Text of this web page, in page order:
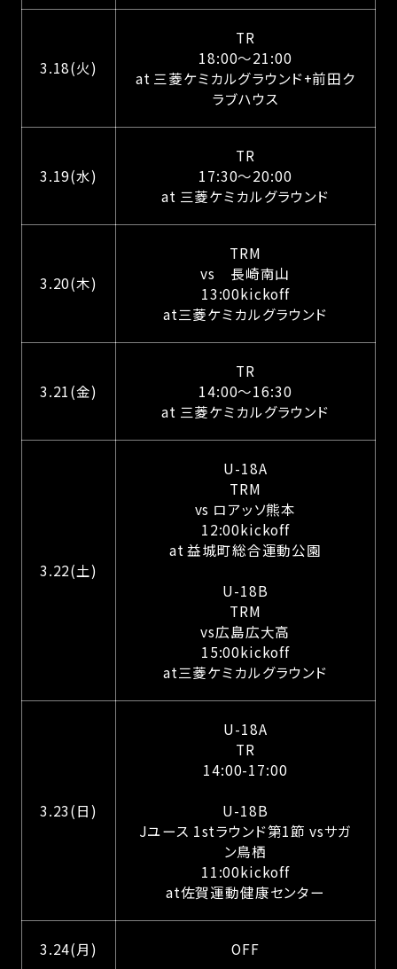
3.18(火)
TR
18:00〜21:00
at 三菱ケミカルグラウンド+前田ク
ラブハウス
3.19(水)
TR
17:30〜20:00
at 三菱ケミカルグラウンド
3.20(木)
TRM
vs 長崎南山
13:00kickoff
at三菱ケミカルグラウンド
3.21(金)
TR
14:00〜16:30
at 三菱ケミカルグラウンド
3.22(土)
U-18A
TRM
vs ロアッソ熊本
12:00kickoff
at 益城町総合運動公園
U-18B
TRM
vs広島広大高
15:00kickoff
at三菱ケミカルグラウンド
3.23(日)
U-18A
TR
14:00-17:00
U-18B
Jユース 1stラウンド第1節 vsサガ
ン鳥栖
11:00kickoff
at佐賀運動健康センター
3.24(月) OFF